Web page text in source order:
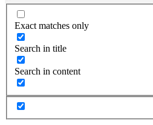
Exact matches only
Search in title
Search in content